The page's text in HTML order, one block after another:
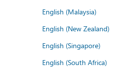
English (Malaysia)
English (New Zealand)
English (Singapore)
English (South Africa)